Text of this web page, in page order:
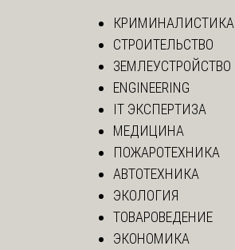
КРИМИНАЛИСТИКА
СТРОИТЕЛЬСТВО
ЗЕМЛЕУСТРОЙСТВО
ENGINEERING
IT ЭКСПЕРТИЗА
МЕДИЦИНА
ПОЖАРОТЕХНИКА
АВТОТЕХНИКА
ЭКОЛОГИЯ
ТОВАРОВЕДЕНИЕ
ЭКОНОМИКА